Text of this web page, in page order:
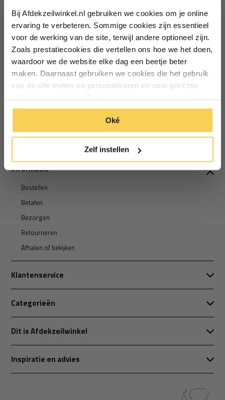
Bij Afdekzeilwinkel.nl gebruiken we cookies om je online
ervaring te verbeteren. Sommige cookies zijn essentieel
voor de werking van de site, terwijl andere optioneel zijn.
Zoals prestatiecookies die vertellen ons hoe we het doen,
waardoor we de website elke dag een beetje beter
maken. Daarnaast gebruiken we cookies die het gebruik
van de site meten en personaliseren en voor gerichte
manier. Klik op 'Oké' om alle cookies te accepteren. Of
klik op ‘alleen essentiele’ als je niet akkoord gaat met
cookies.
Oké
Zelf instellen
Ontvang €5 korting
Schrijf je in voor de nieuwsbrief en ontvang €5 welkomstkorting!
Email
Informatie
Bestellen
Betalen
Bezorgen
Retourneren
Afhalen of bekijken
Klantenservice
Categorieën
Dit is Afdekzeilwinkel
Inspiratie en advies
Vul je e-mailadres in‍⁪⁪
Particulier Zakelijk
Inschrijven
*Geldig bij minimale besteding vanaf €75